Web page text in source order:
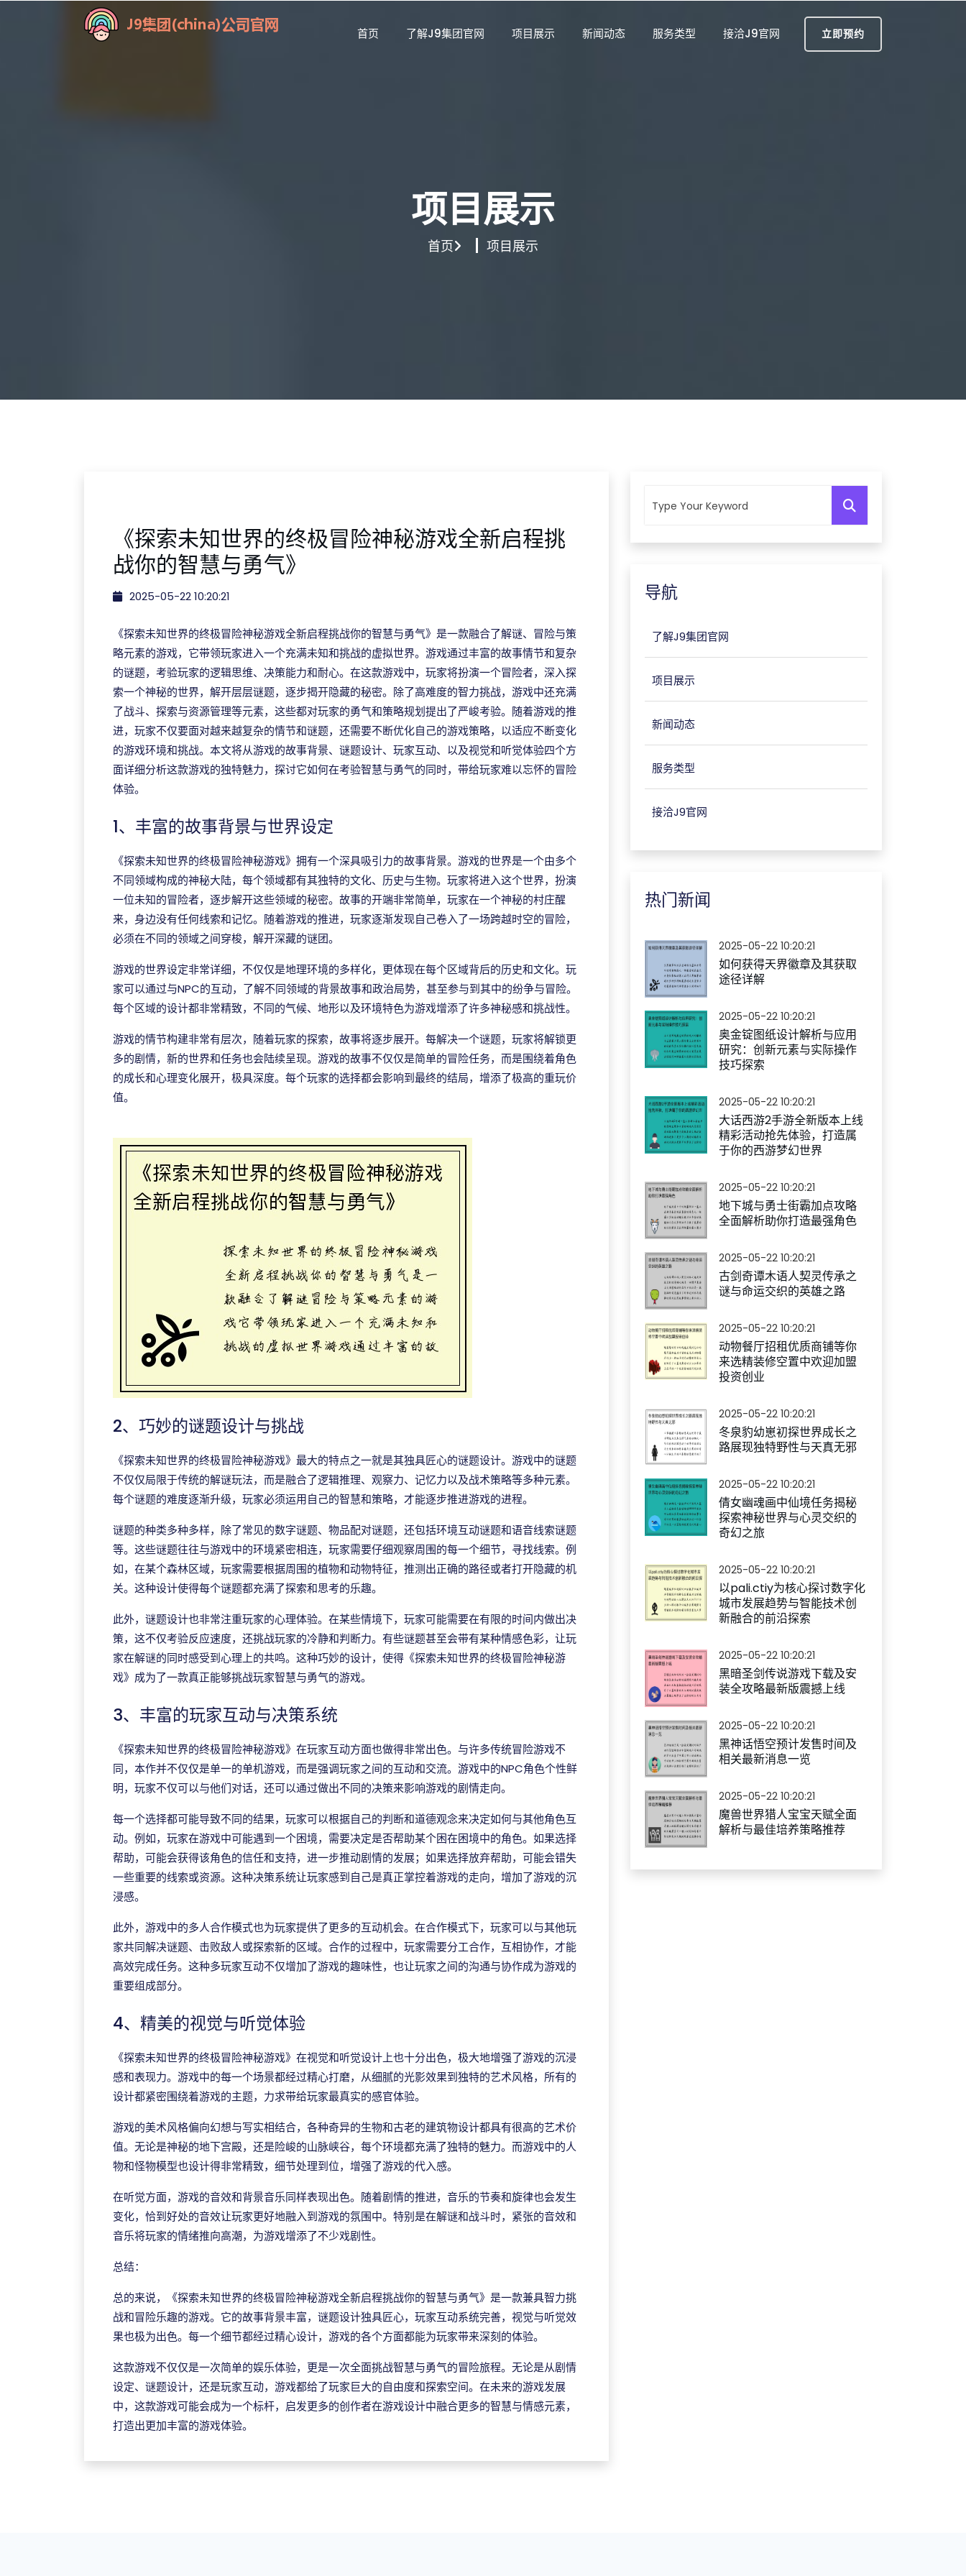
首页 了解J9集团官网 项目展示 新闻动态 服务类型 接洽J9官网 立即预约
项目展示
首页 项目展示
《探索未知世界的终极冒险神秘游戏全新启程挑
战你的智慧与勇气》
2025-05-22 10:20:21
《探索未知世界的终极冒险神秘游戏全新启程挑战你的智慧与勇气》是一款融合了解谜、冒险与策
略元素的游戏，它带领玩家进入一个充满未知和挑战的虚拟世界。游戏通过丰富的故事情节和复杂
的谜题，考验玩家的逻辑思维、决策能力和耐心。在这款游戏中，玩家将扮演一个冒险者，深入探
索一个神秘的世界，解开层层谜题，逐步揭开隐藏的秘密。除了高难度的智力挑战，游戏中还充满
了战斗、探索与资源管理等元素，这些都对玩家的勇气和策略规划提出了严峻考验。随着游戏的推
进，玩家不仅要面对越来越复杂的情节和谜题，还需要不断优化自己的游戏策略，以适应不断变化
的游戏环境和挑战。本文将从游戏的故事背景、谜题设计、玩家互动、以及视觉和听觉体验四个方
面详细分析这款游戏的独特魅力，探讨它如何在考验智慧与勇气的同时，带给玩家难以忘怀的冒险
体验。
1、丰富的故事背景与世界设定
《探索未知世界的终极冒险神秘游戏》拥有一个深具吸引力的故事背景。游戏的世界是一个由多个
不同领域构成的神秘大陆，每个领域都有其独特的文化、历史与生物。玩家将进入这个世界，扮演
一位未知的冒险者，逐步解开这些领域的秘密。故事的开端非常简单，玩家在一个神秘的村庄醒
来，身边没有任何线索和记忆。随着游戏的推进，玩家逐渐发现自己卷入了一场跨越时空的冒险，
必须在不同的领域之间穿梭，解开深藏的谜团。
游戏的世界设定非常详细，不仅仅是地理环境的多样化，更体现在每个区域背后的历史和文化。玩
家可以通过与NPC的互动，了解不同领域的背景故事和政治局势，甚至参与到其中的纷争与冒险。
每个区域的设计都非常精致，不同的气候、地形以及环境特色为游戏增添了许多神秘感和挑战性。
游戏的情节构建非常有层次，随着玩家的探索，故事将逐步展开。每解决一个谜题，玩家将解锁更
多的剧情，新的世界和任务也会陆续呈现。游戏的故事不仅仅是简单的冒险任务，而是围绕着角色
的成长和心理变化展开，极具深度。每个玩家的选择都会影响到最终的结局，增添了极高的重玩价
值。
2、巧妙的谜题设计与挑战
《探索未知世界的终极冒险神秘游戏》最大的特点之一就是其独具匠心的谜题设计。游戏中的谜题
不仅仅局限于传统的解谜玩法，而是融合了逻辑推理、观察力、记忆力以及战术策略等多种元素。
每个谜题的难度逐渐升级，玩家必须运用自己的智慧和策略，才能逐步推进游戏的进程。
谜题的种类多种多样，除了常见的数字谜题、物品配对谜题，还包括环境互动谜题和语音线索谜题
等。这些谜题往往与游戏中的环境紧密相连，玩家需要仔细观察周围的每一个细节，寻找线索。例
如，在某个森林区域，玩家需要根据周围的植物和动物特征，推测出正确的路径或者打开隐藏的机
关。这种设计使得每个谜题都充满了探索和思考的乐趣。
此外，谜题设计也非常注重玩家的心理体验。在某些情境下，玩家可能需要在有限的时间内做出决
策，这不仅考验反应速度，还挑战玩家的冷静和判断力。有些谜题甚至会带有某种情感色彩，让玩
家在解谜的同时感受到心理上的共鸣。这种巧妙的设计，使得《探索未知世界的终极冒险神秘游
戏》成为了一款真正能够挑战玩家智慧与勇气的游戏。
3、丰富的玩家互动与决策系统
《探索未知世界的终极冒险神秘游戏》在玩家互动方面也做得非常出色。与许多传统冒险游戏不
同，本作并不仅仅是单一的单机游戏，而是强调玩家之间的互动和交流。游戏中的NPC角色个性鲜
明，玩家不仅可以与他们对话，还可以通过做出不同的决策来影响游戏的剧情走向。
每一个选择都可能导致不同的结果，玩家可以根据自己的判断和道德观念来决定如何与其他角色互
动。例如，玩家在游戏中可能遇到一个困境，需要决定是否帮助某个困在困境中的角色。如果选择
帮助，可能会获得该角色的信任和支持，进一步推动剧情的发展；如果选择放弃帮助，可能会错失
一些重要的线索或资源。这种决策系统让玩家感到自己是真正掌控着游戏的走向，增加了游戏的沉
浸感。
此外，游戏中的多人合作模式也为玩家提供了更多的互动机会。在合作模式下，玩家可以与其他玩
家共同解决谜题、击败敌人或探索新的区域。合作的过程中，玩家需要分工合作，互相协作，才能
高效完成任务。这种多玩家互动不仅增加了游戏的趣味性，也让玩家之间的沟通与协作成为游戏的
重要组成部分。
4、精美的视觉与听觉体验
《探索未知世界的终极冒险神秘游戏》在视觉和听觉设计上也十分出色，极大地增强了游戏的沉浸
感和表现力。游戏中的每一个场景都经过精心打磨，从细腻的光影效果到独特的艺术风格，所有的
设计都紧密围绕着游戏的主题，力求带给玩家最真实的感官体验。
游戏的美术风格偏向幻想与写实相结合，各种奇异的生物和古老的建筑物设计都具有很高的艺术价
值。无论是神秘的地下宫殿，还是险峻的山脉峡谷，每个环境都充满了独特的魅力。而游戏中的人
物和怪物模型也设计得非常精致，细节处理到位，增强了游戏的代入感。
在听觉方面，游戏的音效和背景音乐同样表现出色。随着剧情的推进，音乐的节奏和旋律也会发生
变化，恰到好处的音效让玩家更好地融入到游戏的氛围中。特别是在解谜和战斗时，紧张的音效和
音乐将玩家的情绪推向高潮，为游戏增添了不少戏剧性。
总结：
总的来说，《探索未知世界的终极冒险神秘游戏全新启程挑战你的智慧与勇气》是一款兼具智力挑
战和冒险乐趣的游戏。它的故事背景丰富，谜题设计独具匠心，玩家互动系统完善，视觉与听觉效
果也极为出色。每一个细节都经过精心设计，游戏的各个方面都能为玩家带来深刻的体验。
这款游戏不仅仅是一次简单的娱乐体验，更是一次全面挑战智慧与勇气的冒险旅程。无论是从剧情
设定、谜题设计，还是玩家互动，游戏都给了玩家巨大的自由度和探索空间。在未来的游戏发展
中，这款游戏可能会成为一个标杆，启发更多的创作者在游戏设计中融合更多的智慧与情感元素，
打造出更加丰富的游戏体验。
导航
了解J9集团官网
项目展示
新闻动态
服务类型
接洽J9官网
热门新闻
2025-05-22 10:20:21
如何获得天界徽章及其获取
途径详解
2025-05-22 10:20:21
奥金锭图纸设计解析与应用
研究：创新元素与实际操作
技巧探索
2025-05-22 10:20:21
大话西游2手游全新版本上线
精彩活动抢先体验，打造属
于你的西游梦幻世界
2025-05-22 10:20:21
地下城与勇士街霸加点攻略
全面解析助你打造最强角色
2025-05-22 10:20:21
古剑奇谭木语人契灵传承之
谜与命运交织的英雄之路
2025-05-22 10:20:21
动物餐厅招租优质商铺等你
来选精装修空置中欢迎加盟
投资创业
2025-05-22 10:20:21
冬泉豹幼崽初探世界成长之
路展现独特野性与天真无邪
2025-05-22 10:20:21
倩女幽魂画中仙境任务揭秘
探索神秘世界与心灵交织的
奇幻之旅
2025-05-22 10:20:21
以pali.ctiy为核心探讨数字化
城市发展趋势与智能技术创
新融合的前沿探索
2025-05-22 10:20:21
黑暗圣剑传说游戏下载及安
装全攻略最新版震撼上线
2025-05-22 10:20:21
黑神话悟空预计发售时间及
相关最新消息一览
2025-05-22 10:20:21
魔兽世界猎人宝宝天赋全面
解析与最佳培养策略推荐